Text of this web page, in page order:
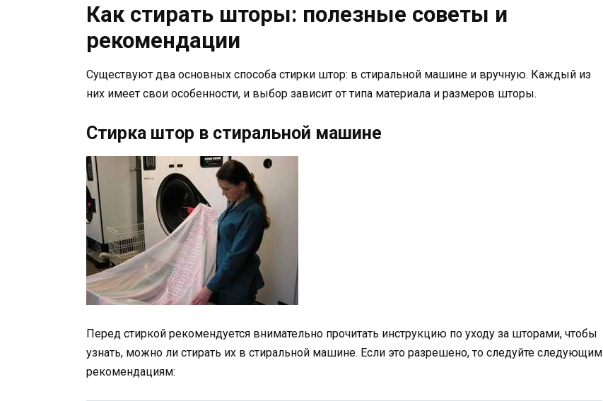
Как стирать шторы: полезные советы и
рекомендации
Существуют два основных способа стирки штор: в стиральной машине и вручную. Каждый из
них имеет свои особенности, и выбор зависит от типа материала и размеров шторы.
Стирка штор в стиральной машине
Перед стиркой рекомендуется внимательно прочитать инструкцию по уходу за шторами, чтобы
узнать, можно ли стирать их в стиральной машине. Если это разрешено, то следуйте следующим
рекомендациям: